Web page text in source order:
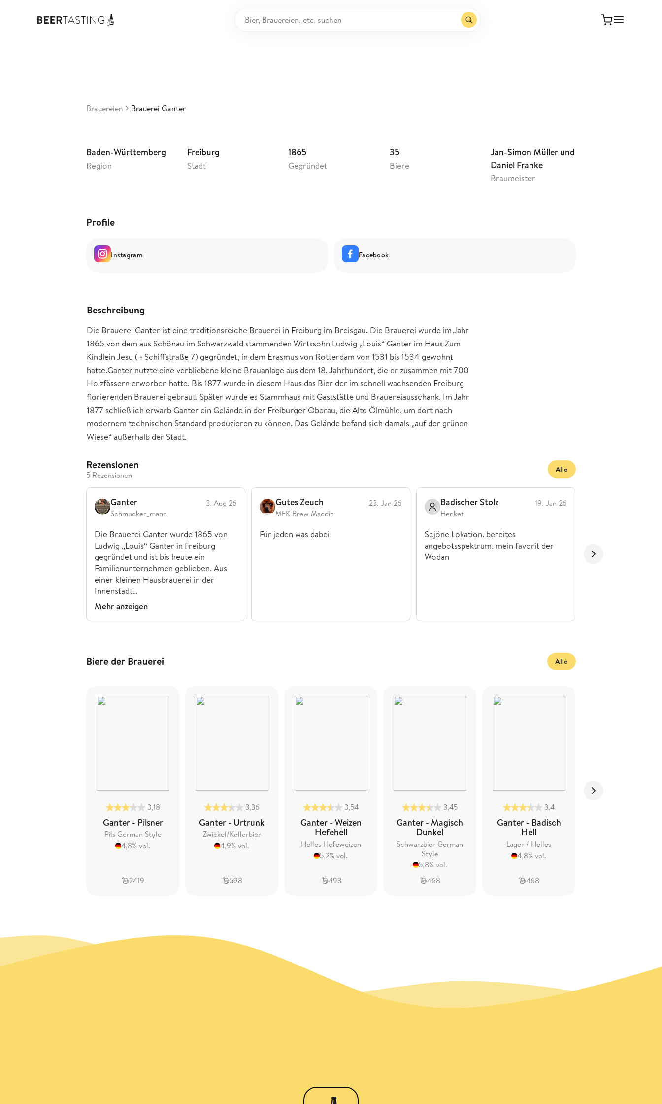
Webseite öffnen
Brauereien Brauerei Ganter
Baden-Württemberg
Region
Freiburg
Stadt
1865
Gegründet
35
Biere
Jan-Simon Müller und
Daniel Franke
Braumeister
Profile
Instagram Facebook
Beschreibung
Die Brauerei Ganter ist eine traditionsreiche Brauerei in Freiburg im Breisgau. Die Brauerei wurde im Jahr
1865 von dem aus Schönau im Schwarzwald stammenden Wirtssohn Ludwig „Louis“ Ganter im Haus Zum
Kindlein Jesu (♁Schiffstraße 7) gegründet, in dem Erasmus von Rotterdam von 1531 bis 1534 gewohnt
hatte.Ganter nutzte eine verbliebene kleine Brauanlage aus dem 18. Jahrhundert, die er zusammen mit 700
Holzfässern erworben hatte. Bis 1877 wurde in diesem Haus das Bier der im schnell wachsenden Freiburg
florierenden Brauerei gebraut. Später wurde es Stammhaus mit Gaststätte und Brauereiausschank. Im Jahr
1877 schließlich erwarb Ganter ein Gelände in der Freiburger Oberau, die Alte Ölmühle, um dort nach
modernem technischen Standard produzieren zu können. Das Gelände befand sich damals „auf der grünen
Wiese“ außerhalb der Stadt.
Rezensionen
5 Rezensionen
Alle
Ganter
Schmucker_mann
3. Aug 26
Die Brauerei Ganter wurde 1865 von
Ludwig „Louis“ Ganter in Freiburg
gegründet und ist bis heute ein
Familienunternehmen geblieben. Aus
einer kleinen Hausbrauerei in der
Innenstadt…
Mehr anzeigen
Gutes Zeuch
MFK Brew Maddin
23. Jan 26
Für jeden was dabei
Badischer Stolz
Henket
19. Jan 26
Scjöne Lokation. bereites
angebotsspektrum. mein favorit der
Wodan
wie ihr Ruf!
Biere der Brauerei Alle
3,18
Ganter - Pilsner
Pils German Style
4,8% vol.
2419
3,36
Ganter - Urtrunk
Zwickel/Kellerbier
4,9% vol.
598
3,54
Ganter - Weizen
Hefehell
Helles Hefeweizen
5,2% vol.
493
3,45
Ganter - Magisch
Dunkel
Schwarzbier German
Style
5,8% vol.
468
3,4
Ganter - Badisch
Hell
Lager / Helles
4,8% vol.
468